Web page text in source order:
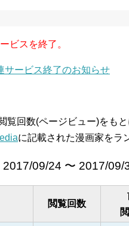
ビスを終了。
サービス終了のお知らせ
覧回数(ページビュー)をもと
に記載された漫画家をラ
2017/09/24 〜 2017/09/
閲覧回数